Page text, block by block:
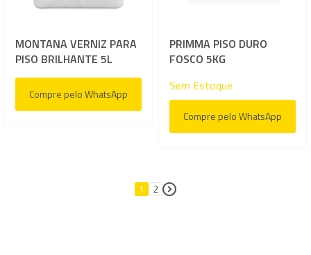
MONTANA VERNIZ PARA
PISO BRILHANTE 5L
Compre pelo WhatsApp
PRIMMA PISO DURO
FOSCO 5KG
Sem Estoque
Compre pelo WhatsApp
Página
1 Página
2 Página
Próximo